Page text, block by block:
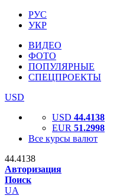
РУС
УКР
ВИДЕО
ФОТО
ПОПУЛЯРНЫЕ
СПЕЦПРОЕКТЫ
USD
USD 44.4138
EUR 51.2998
Все курсы валют
44.4138
Авторизация
Поиск
UA